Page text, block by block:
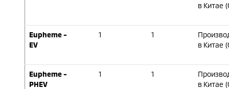
в Китае
Eupheme -
EV
1 1
в Китае
Eupheme -
PHEV
1 1
в Китае